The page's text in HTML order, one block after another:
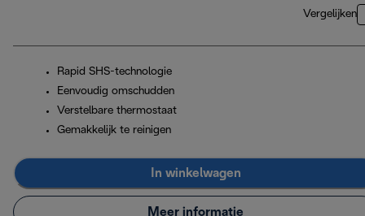
Vergelijken
Rapid SHS-technologie
Eenvoudig omschudden
Verstelbare thermostaat
Gemakkelijk te reinigen
In winkelwagen
Meer informatie